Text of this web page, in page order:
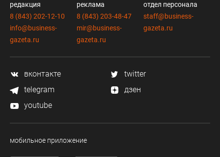
редакция
8 (843) 202-12-10
info@business-
gazeta.ru
реклама
8 (843) 203-48-47
mir@business-
gazeta.ru
отдел персонала
staff@business-
gazeta.ru
вконтакте
twitter
telegram
дзен
youtube
мобильное приложение